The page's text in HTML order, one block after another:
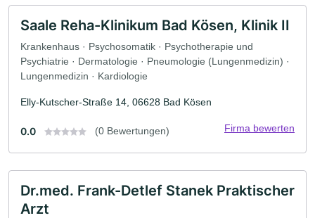
Saale Reha-Klinikum Bad Kösen, Klinik II
Krankenhaus · Psychosomatik · Psychotherapie und
Psychiatrie · Dermatologie · Pneumologie (Lungenmedizin) ·
Lungenmedizin · Kardiologie
Elly-Kutscher-Straße 14, 06628 Bad Kösen
0.0 (0 Bewertungen) Firma bewerten
Dr.med. Frank-Detlef Stanek Praktischer
Arzt